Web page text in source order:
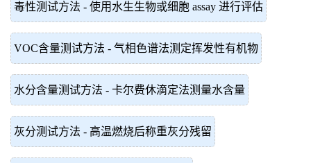
毒性测试方法 - 使用水生生物或细胞 assay 进行评估
VOC含量测试方法 - 气相色谱法测定挥发性有机物
水分含量测试方法 - 卡尔费休滴定法测量水含量
灰分测试方法 - 高温燃烧后称重灰分残留